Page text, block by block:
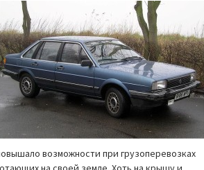
возможности при грузоперевозках